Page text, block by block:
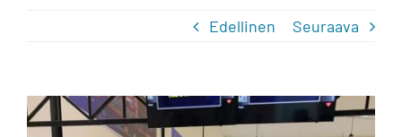
Edellinen Seuraava
Katso